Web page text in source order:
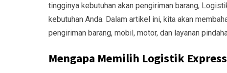
tingginya kebutuhan akan pengiriman barang,
kebutuhan Anda. Dalam artikel ini, kita akan
pengiriman barang, mobil, motor, dan layanan
Mengapa Memilih Logistik